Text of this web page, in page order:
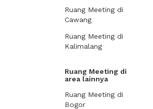
Ruang Meeting di
Cawang
Ruang Meeting di
Kalimalang
Ruang Meeting di
area lainnya
Ruang Meeting di
Bogor